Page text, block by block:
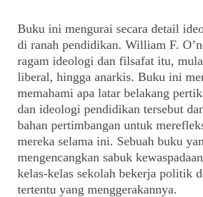
Buku ini mengurai secara detail
di ranah pendidikan. William F.
ragam ideologi dan filsafat itu,
liberal, hingga anarkis. Buku ini
memahami apa latar belakang
dan ideologi pendidikan tersebut
bahan pertimbangan untuk
mereka selama ini. Sebuah buku
mengencangkan sabuk
kelas-kelas sekolah bekerja politik
tertentu yang menggerakannya.